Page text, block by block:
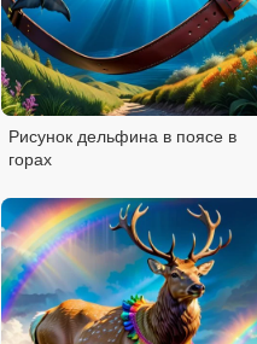
Рисунок дельфина в поясе в
горах